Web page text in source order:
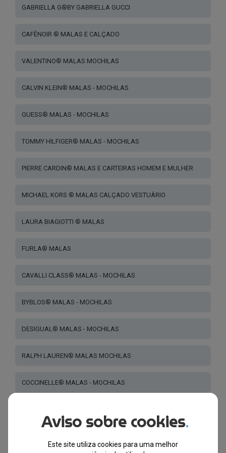
the
page
the
page
GABRIELLA G®BY GABRIELLA GUCCI
CAFÈNOIR ® MALAS E CALÇADO
VALENTINO® MALAS MOCHILAS
CALVIN KLEIN® MALAS - MOCHILAS
GUESS® MALAS - MOCHILAS
TOMMY HILFIGER® MALAS - MOCHILAS
PIERRE CARDIN® MALAS E CARTEIRAS HOMEM E MULHER
MICHAEL KORS ® MALAS CALÇADO VESTUÁRIO
LAURA BIAGIOTTI ® MALAS
FURLA® MALAS
CAVALLI CLASS® MALAS - MOCHILAS
BYBLOS® MALAS - MOCHILAS
DESIGUAL® MALAS - MOCHILAS
RALPH LAUREN® MALAS MOCHILAS
COCCINELLE® MALAS - MOCHILAS
Aviso sobre cookies.
Este site utiliza cookies para uma melhor